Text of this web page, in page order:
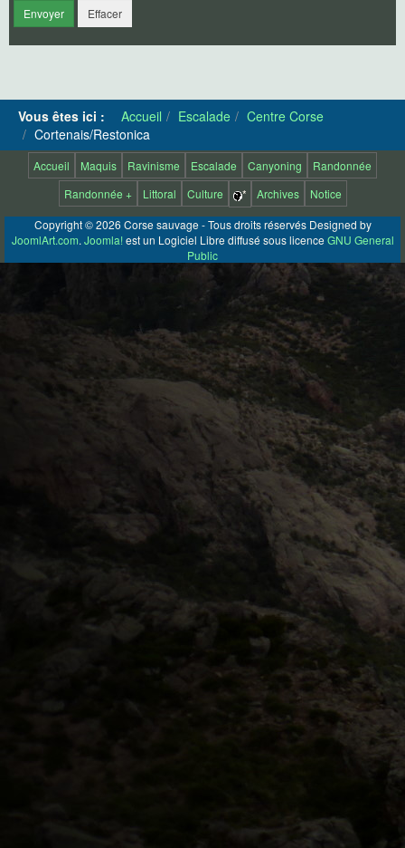
Envoyer Effacer
Vous êtes ici : Accueil Escalade
Centre Corse
Cortenais/Restonica
Accueil Maquis Ravinisme Escalade Canyoning
Randonnée
Randonnée +
Littoral Culture * Archives
Notice
Copyright © 2026 Corse sauvage - Tous droits réservés Designed by
JoomlArt.com. Joomla!est un Logiciel Libre diffusé sous licenceGNU General
Public